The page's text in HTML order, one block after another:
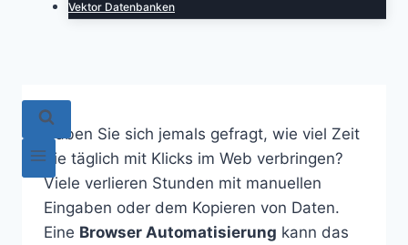
Vektor Datenbanken
Haben Sie sich jemals gefragt, wie viel Zeit
Sie täglich mit Klicks im Web verbringen?
Viele verlieren Stunden mit manuellen
Eingaben oder dem Kopieren von Daten.
Eine Browser Automatisierung kann das